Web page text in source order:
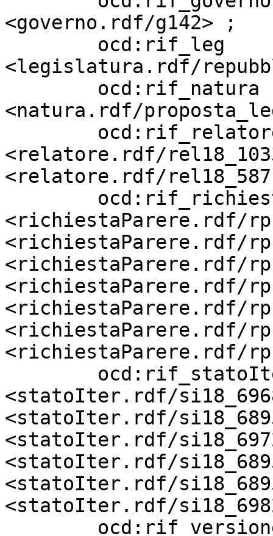
<governo.rdf/g142> ;
<legislatura.rdf/
<natura.rdf/
<relatore.rdf/
<relatore.rdf/
<richiestaParere.rdf/
<richiestaParere.rdf/
<richiestaParere.rdf/
<richiestaParere.rdf/
<richiestaParere.rdf/
<richiestaParere.rdf/
<richiestaParere.rdf/
<statoIter.rdf/
<statoIter.rdf/
<statoIter.rdf/
<statoIter.rdf/
<statoIter.rdf/
<statoIter.rdf/